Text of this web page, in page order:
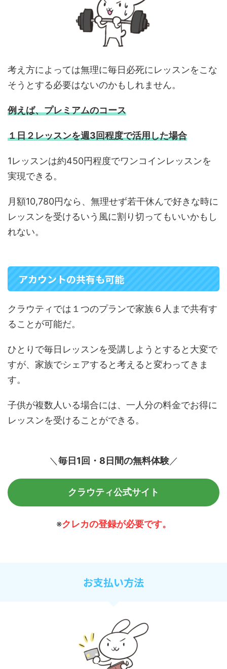
考え方によっては無理に毎日必死にレッスンをこな
そうとする必要はないのかもしれません。
例えば、プレミアムのコース
１日２レッスンを週3回程度で活用した場合
1レッスンは約450円程度でワンコインレッスンを
実現できる。
月額10,780円なら、無理せず若干休んで好きな時に
レッスンを受けるいう風に割り切ってもいいかもし
れない。
アカウントの共有も可能
クラウティでは１つのプランで家族６人まで共有す
ることが可能だ。
ひとりで毎日レッスンを受講しようとすると大変で
すが、家族でシェアすると考えると変わってきま
す。
子供が複数人いる場合には、一人分の料金でお得に
レッスンを受けることができる。
＼ 毎日1回・8日間の無料体験／
クラウティ公式サイト
※クレカの登録が必要です。
お支払い方法